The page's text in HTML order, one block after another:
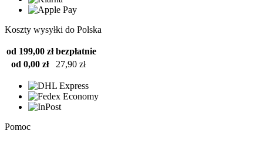
Koszty wysyłki do Polska
od 199,00 zł bezpłatnie
od 0,00 zł
27,90 zł
Pomoc